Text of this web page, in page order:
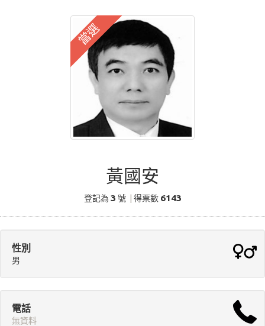
當選
黃國安
登記為 3 號 得票數 6143
性別
男
電話
無資料